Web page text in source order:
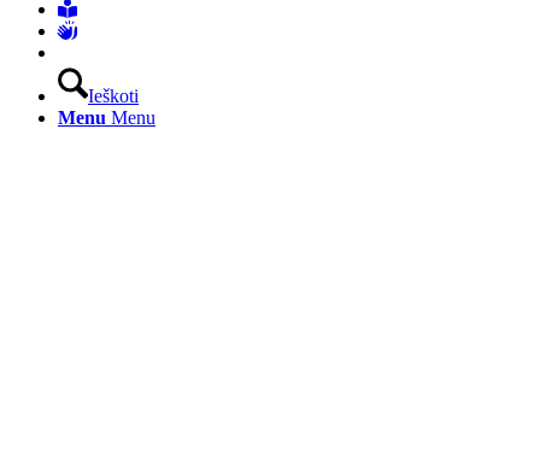
Ieškoti
Menu Menu